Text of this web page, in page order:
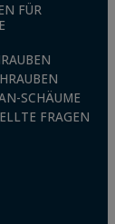
FÜR
SCHÄUME
FRAGEN